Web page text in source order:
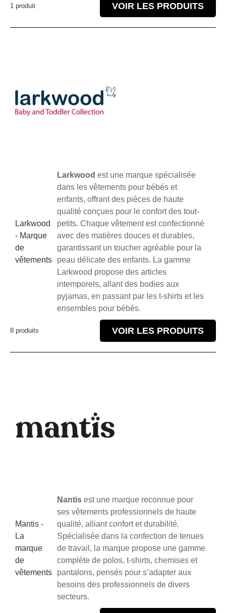
1 produit VOIR LES PRODUITS
Larkwood
- Marque
de
vêtements
Larkwood est une marque spécialisée
dans les vêtements pour bébés et
enfants, offrant des pièces de haute
qualité conçues pour le confort des tout-
petits. Chaque vêtement est confectionné
avec des matières douces et durables,
garantissant un toucher agréable pour la
peau délicate des enfants. La gamme
Larkwood propose des articles
intemporels, allant des bodies aux
pyjamas, en passant par les t-shirts et les
ensembles pour bébés.
8 produits VOIR LES PRODUITS
Mantis -
La
marque
de
vêtements
Nantis est une marque reconnue pour
ses vêtements professionnels de haute
qualité, alliant confort et durabilité.
Spécialisée dans la confection de tenues
de travail, la marque propose une gamme
complète de polos, t-shirts, chemises et
pantalons, pensés pour s’adapter aux
besoins des professionnels de divers
secteurs.